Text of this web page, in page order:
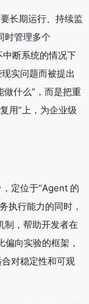
长期运行、持续监
时管理多个
断系统的情况下
实问题而被提出
什么”，而是把重
用”上，为企业级
定位于“Agent 的
执行能力的同时，
制，帮助开发者在
向实验的框架，
对稳定性和可观